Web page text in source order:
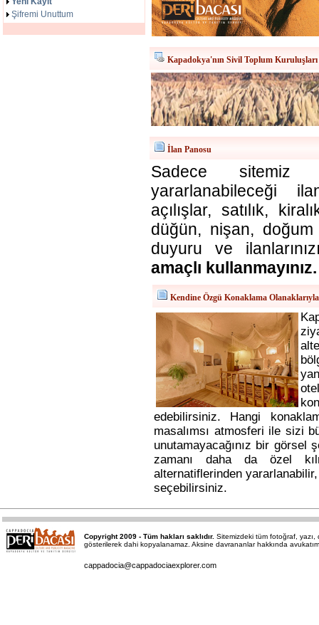
Şifremi Unuttum
Kapadokya'nın Sivil Toplum Kuruluşları
İlan Panosu
Sadece sitemiz
yararlanabileceği
açılışlar, satılık,
düğün, nişan,
duyuru ve
amaçlı kullanmayınız.
Kendine Özgü Konaklama
edebilirsiniz. Hangi
masalımsı atmosferi ile sizi
unutamayacağınız bir görsel
zamanı daha da özel
alternatiflerinden
seçebilirsiniz.
Copyright 2009 - Tüm hakları saklıdır. Sitemizdeki tüm fotoğraf, yazı,
gösterilerek dahi kopyalanamaz. Aksine davrananlar hakkında
cappadocia@cappadociaexplorer.com